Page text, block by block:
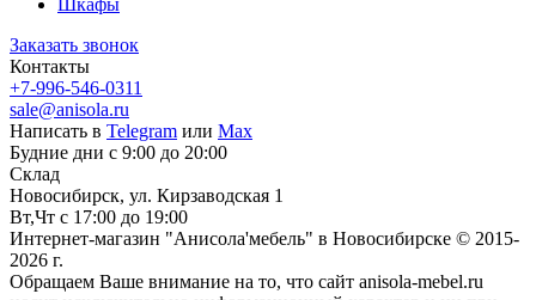
Шкафы
Заказать звонок
Контакты
+7-996-546-0311
sale@anisola.ru
Написать в Telegram или Max
Будние дни с 9:00 до 20:00
Склад
Новосибирск, ул. Кирзаводская 1
Вт,Чт с 17:00 до 19:00
Интернет-магазин "Анисола'мебель" в Новосибирске © 2015-
2026 г.
Обращаем Ваше внимание на то, что сайт anisola-mebel.ru